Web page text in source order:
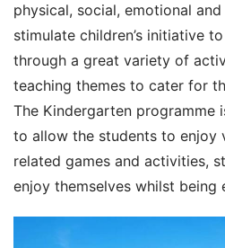
physical, social, emotional
stimulate children’s initiative
through a great variety of
teaching themes to cater for
The Kindergarten programme
to allow the students to enjoy
related games and activities,
enjoy themselves whilst being